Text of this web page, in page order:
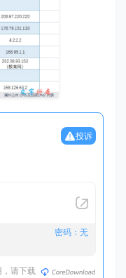
投诉
密码：无
请下载